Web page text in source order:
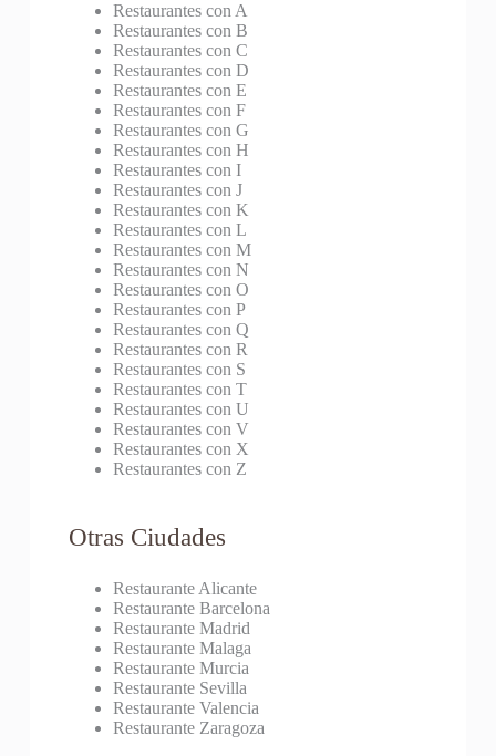
Restaurantes con A
Restaurantes con B
Restaurantes con C
Restaurantes con D
Restaurantes con E
Restaurantes con F
Restaurantes con G
Restaurantes con H
Restaurantes con I
Restaurantes con J
Restaurantes con K
Restaurantes con L
Restaurantes con M
Restaurantes con N
Restaurantes con O
Restaurantes con P
Restaurantes con Q
Restaurantes con R
Restaurantes con S
Restaurantes con T
Restaurantes con U
Restaurantes con V
Restaurantes con X
Restaurantes con Z
Otras Ciudades
Restaurante Alicante
Restaurante Barcelona
Restaurante Madrid
Restaurante Malaga
Restaurante Murcia
Restaurante Sevilla
Restaurante Valencia
Restaurante Zaragoza